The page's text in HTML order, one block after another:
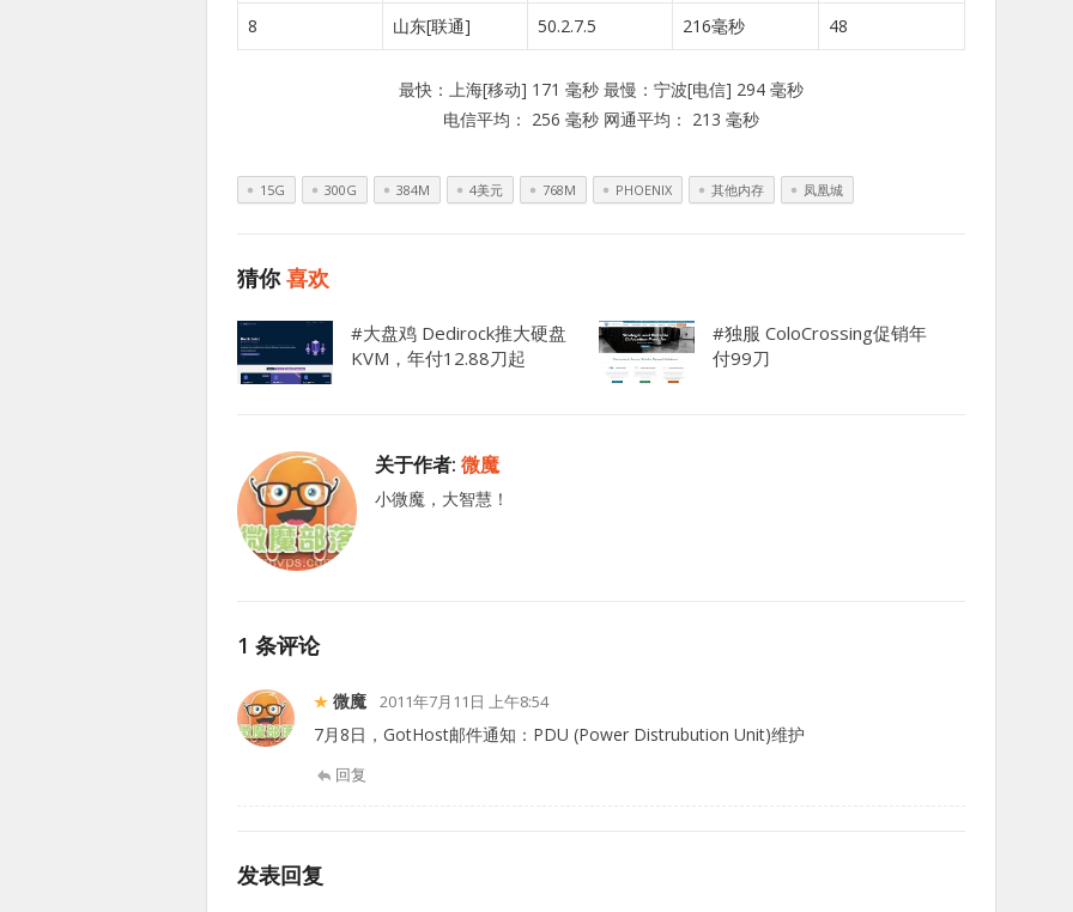
8 山东[联通] 50.2.7.5 216毫秒 48
最快：上海[移动] 171 毫秒 最慢：宁波[电信] 294 毫秒
电信平均： 256 毫秒 网通平均： 213 毫秒
15G 300G 384M 4美元 768M PHOENIX 其他内存 凤凰城
猜你喜欢
#大盘鸡 Dedirock推大硬盘
KVM，年付12.88刀起
#独服 ColoCrossing促销年
付99刀
关于作者: 微魔
小微魔，大智慧！
1 条评论
微魔 2011年7月11日 上午8:54
7月8日，GotHost邮件通知：PDU (Power Distrubution Unit)维护
回复
发表回复